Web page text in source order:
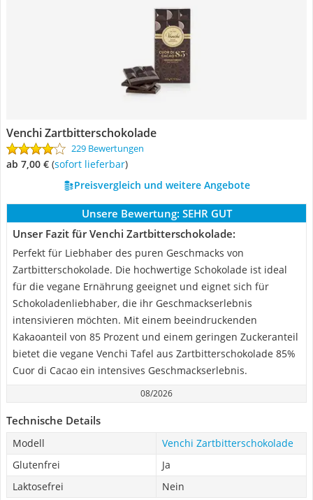
Venchi Zartbitterschokolade
229 Bewertungen
ab 7,00 € ( Sofort lieferbar)
Preisvergleich und weitere Angebote
Unsere Bewertung: SEHR GUT
Unser Fazit für Venchi Zartbitterschokolade:
Perfekt für Liebhaber des puren Geschmacks von
Zartbitterschokolade. Die hochwertige Schokolade ist ideal
für die vegane Ernährung geeignet und eignet sich für
Schokoladenliebhaber, die ihr Geschmackserlebnis
intensivieren möchten. Mit einem beeindruckenden
Kakaoanteil von 85 Prozent und einem geringen Zuckeranteil
bietet die vegane Venchi Tafel aus Zartbitterschokolade 85%
Cuor di Cacao ein intensives Geschmackserlebnis.
08/2026
Technische Details
Modell
Venchi Zartbitterschokolade
Glutenfrei
Ja
Laktosefrei
Nein